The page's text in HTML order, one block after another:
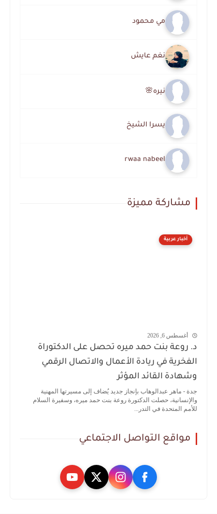
مي محمود
نغم عايش
نيره🌸
يسرا الشيخ
rwaa nabeel
مشاركة مميزة
أخبار عربية
أغسطس 6, 2026
د. روعة بنت حمد ميره تحصل على الدكتوراة
الفخرية في ريادة الأعمال والاتصال الرقمي
وشهادة القائد المؤثر
جدة - ماهر عبدالوهاب بإنجاز جديد يُضاف إلى مسيرتها المهنية
والإنسانية، حصلت الدكتورة روعة بنت حمد ميره، وسفيرة السلام
للأمم المتحدة في التدر...
مواقع التواصل الاجتماعي